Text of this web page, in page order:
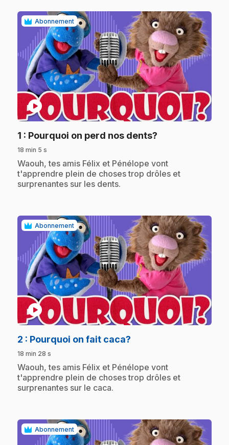
Abonnement
play_circle
1 : Pourquoi on perd nos dents?
18 min 5 s
.Waouh, tes amis Félix et Pénélope vont
t'apprendre plein de choses trop drôles et
surprenantes sur les dents.
Abonnement
play_circle
2 : Pourquoi on fait caca?
18 min 28 s
.Waouh, tes amis Félix et Pénélope vont
t'apprendre plein de choses trop drôles et
surprenantes sur le caca.
Abonnement